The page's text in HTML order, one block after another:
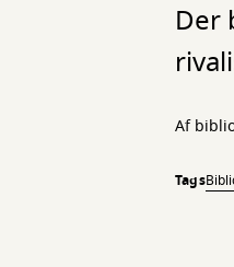
Der
Af
Tags